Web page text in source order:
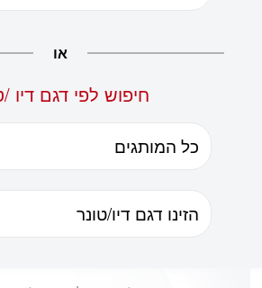
או
חיפוש לפי דגם דיו /